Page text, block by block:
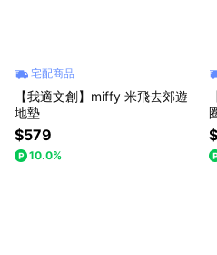
宅配商品
【我適文創】miffy 米飛去郊遊
地墊
$579
10.0%